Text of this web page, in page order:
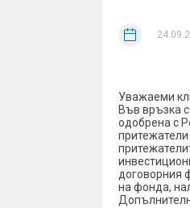
Уважаеми
Във връзка
одобрена с
договорния
на фонда,